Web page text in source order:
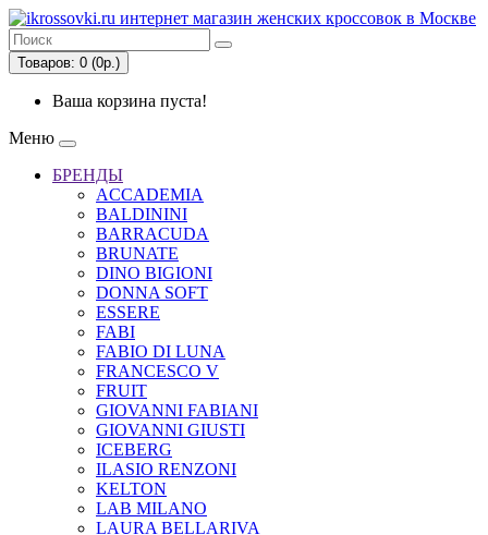
Товаров: 0 (0р.)
Ваша корзина пуста!
Меню
БРЕНДЫ
ACCADEMIA
BALDININI
BARRACUDA
BRUNATE
DINO BIGIONI
DONNA SOFT
ESSERE
FABI
FABIO DI LUNA
FRANCESCO V
FRUIT
GIOVANNI FABIANI
GIOVANNI GIUSTI
ICEBERG
ILASIO RENZONI
KELTON
LAB MILANO
LAURA BELLARIVA